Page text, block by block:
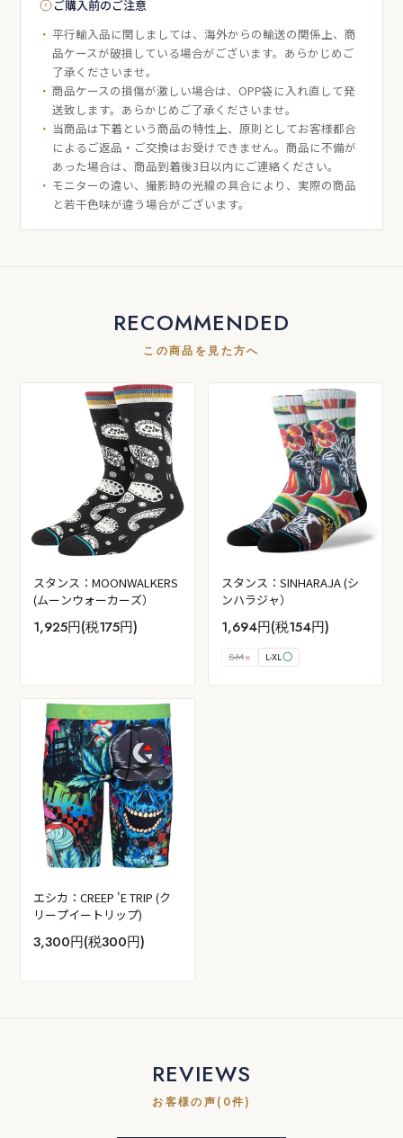
ご購入前のご注意
平行輸入品に関しましては、海外からの輸送の関係上、商
品ケースが破損している場合がございます。あらかじめご
了承くださいませ。
商品ケースの損傷が激しい場合は、OPP袋に入れ直して発
送致します。あらかじめご了承くださいませ。
当商品は下着という商品の特性上、原則としてお客様都合
によるご返品・ご交換はお受けできません。商品に不備が
あった場合は、商品到着後3日以内にご連絡ください。
モニターの違い、撮影時の光線の具合により、実際の商品
と若干色味が違う場合がございます。
RECOMMENDED
この商品を見た方へ
スタンス：MOONWALKERS
(ムーンウォーカーズ）
1,925円(税175円)
スタンス：SINHARAJA (シ
ンハラジャ）
1,694円(税154円)
S-M× L-XL〇
エシカ：CREEP 'E TRIP (ク
リープイートリップ)
3,300円(税300円)
REVIEWS
お客様の声(0件)